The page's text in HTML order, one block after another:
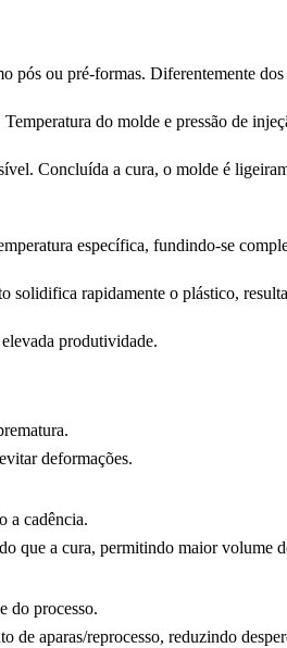
ou pré-formas. Diferentemente
do molde e pressão de
Concluída a cura, o molde é
específica, fundindo-se
rapidamente o plástico,
produtividade.
deformações.
a cadência.
que a cura, permitindo maior volume
do processo.
de aparas/reprocesso, reduzindo